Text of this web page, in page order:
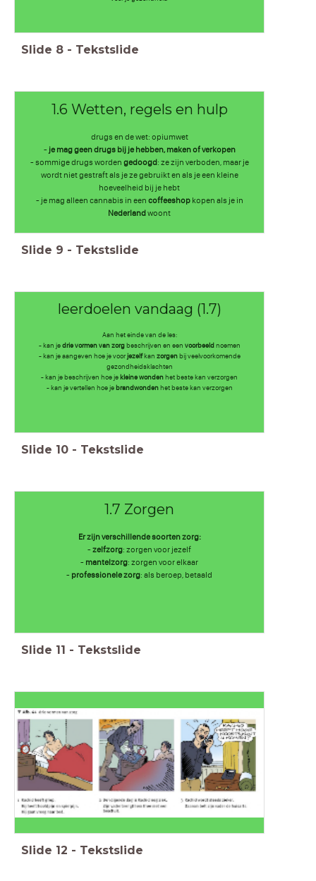
Slide 8 - Tekstslide
1.6 Wetten, regels en hulp
drugs en de wet: opiumwet
- je mag geen drugs bij je hebben, maken of verkopen
- sommige drugs worden gedoogd: ze zijn verboden, maar je
wordt niet gestraft als je ze gebruikt en als je een kleine
hoeveelheid bij je hebt
- je mag alleen cannabis in een coffeeshopkopen als je in
Nederlandwoont
Slide 9 - Tekstslide
leerdoelen vandaag (1.7)
Aan het einde van de les:
- kan jedrie vormen van zorg beschrijven en een voorbeeld noemen
- kan je aangeven hoe je voor jezelfkan zorgenbij veelvoorkomende
gezondheidsklachten
- kan je beschrijven hoe je kleine wonden het beste kan verzorgen
- kan je vertellen hoe je brandwondenhet beste kan verzorgen
Slide 10 - Tekstslide
1.7 Zorgen
Er zijn verschillende soorten zorg:
-zelfzorg: zorgen voor jezelf
- mantelzorg: zorgen voor elkaar
- professionele zorg: als beroep, betaald
Slide 11 - Tekstslide
Slide 12 - Tekstslide